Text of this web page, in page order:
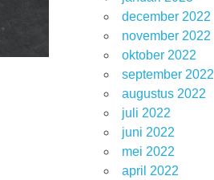
december 2022
november 2022
oktober 2022
september 2022
augustus 2022
juli 2022
juni 2022
mei 2022
april 2022